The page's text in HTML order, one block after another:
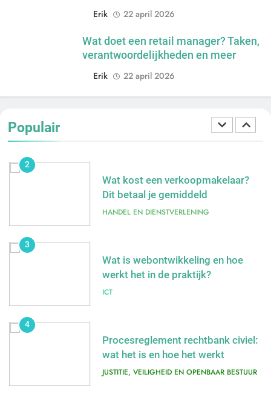
Erik
22 april 2026
Wat doet een retail manager? Taken,
verantwoordelijkheden en meer
Erik
22 april 2026
Populair
Wat verdient een machine
operator? Salaris, factoren en
doorgroeimogelijkheden
TECHNIEK, PRODUCTIE EN BOUW
Een frisse kijk op menselijke
2
Wat kost een verkoopmakelaar?
Dit betaal je gemiddeld
HANDEL EN DIENSTVERLENING
3
Wat is webontwikkeling en hoe
werkt het in de praktijk?
ICT
4
Procesreglement rechtbank civiel:
wat het is en hoe het werkt
JUSTITIE, VEILIGHEID EN OPENBAAR BESTUUR